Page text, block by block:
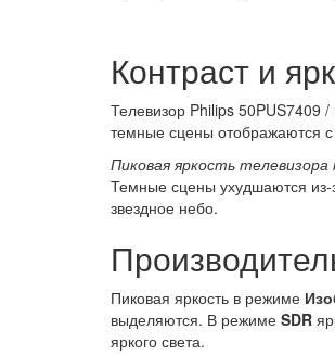
Контраст и
Телевизор Philips 50PUS7409
темные сцены отображаются
Пиковая яркость
Темные сцены ухудшаются из-
звездное небо.
Пиковая яркость в режиме
выделяются. В режиме SDR
яркого света.